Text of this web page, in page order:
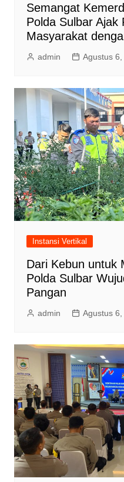
Semangat
Polda Sulbar Ajak
Masyarakat
admin Agustus 6,
Instansi Vertikal
Dari Kebun untuk
Polda Sulbar
Pangan
admin Agustus 6,